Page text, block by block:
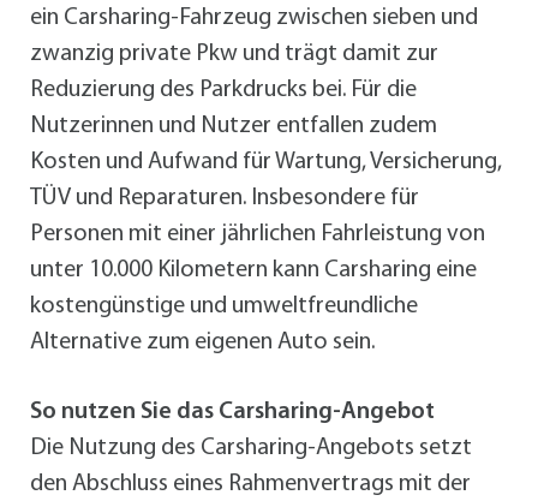
ein Carsharing-Fahrzeug zwischen sieben und
zwanzig private Pkw und trägt damit zur
Reduzierung des Parkdrucks bei. Für die
Nutzerinnen und Nutzer entfallen zudem
Kosten und Aufwand für Wartung, Versicherung,
TÜV und Reparaturen. Insbesondere für
Personen mit einer jährlichen Fahrleistung von
unter 10.000 Kilometern kann Carsharing eine
kostengünstige und umweltfreundliche
Alternative zum eigenen Auto sein.
So nutzen Sie das Carsharing-Angebot
Die Nutzung des Carsharing-Angebots setzt
den Abschluss eines Rahmenvertrags mit der